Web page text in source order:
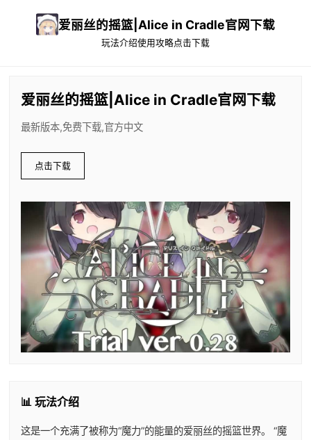
爱丽丝的摇篮|Alice in Cradle官网下载
玩法介绍使用攻略点击下载
爱丽丝的摇篮|Alice in Cradle官网下载
最新版本,免费下载,官方中文
点击下载
📊 玩法介绍
这是一个充满了被称为“魔力”的能量的爱丽丝的摇篮世界。 “魔